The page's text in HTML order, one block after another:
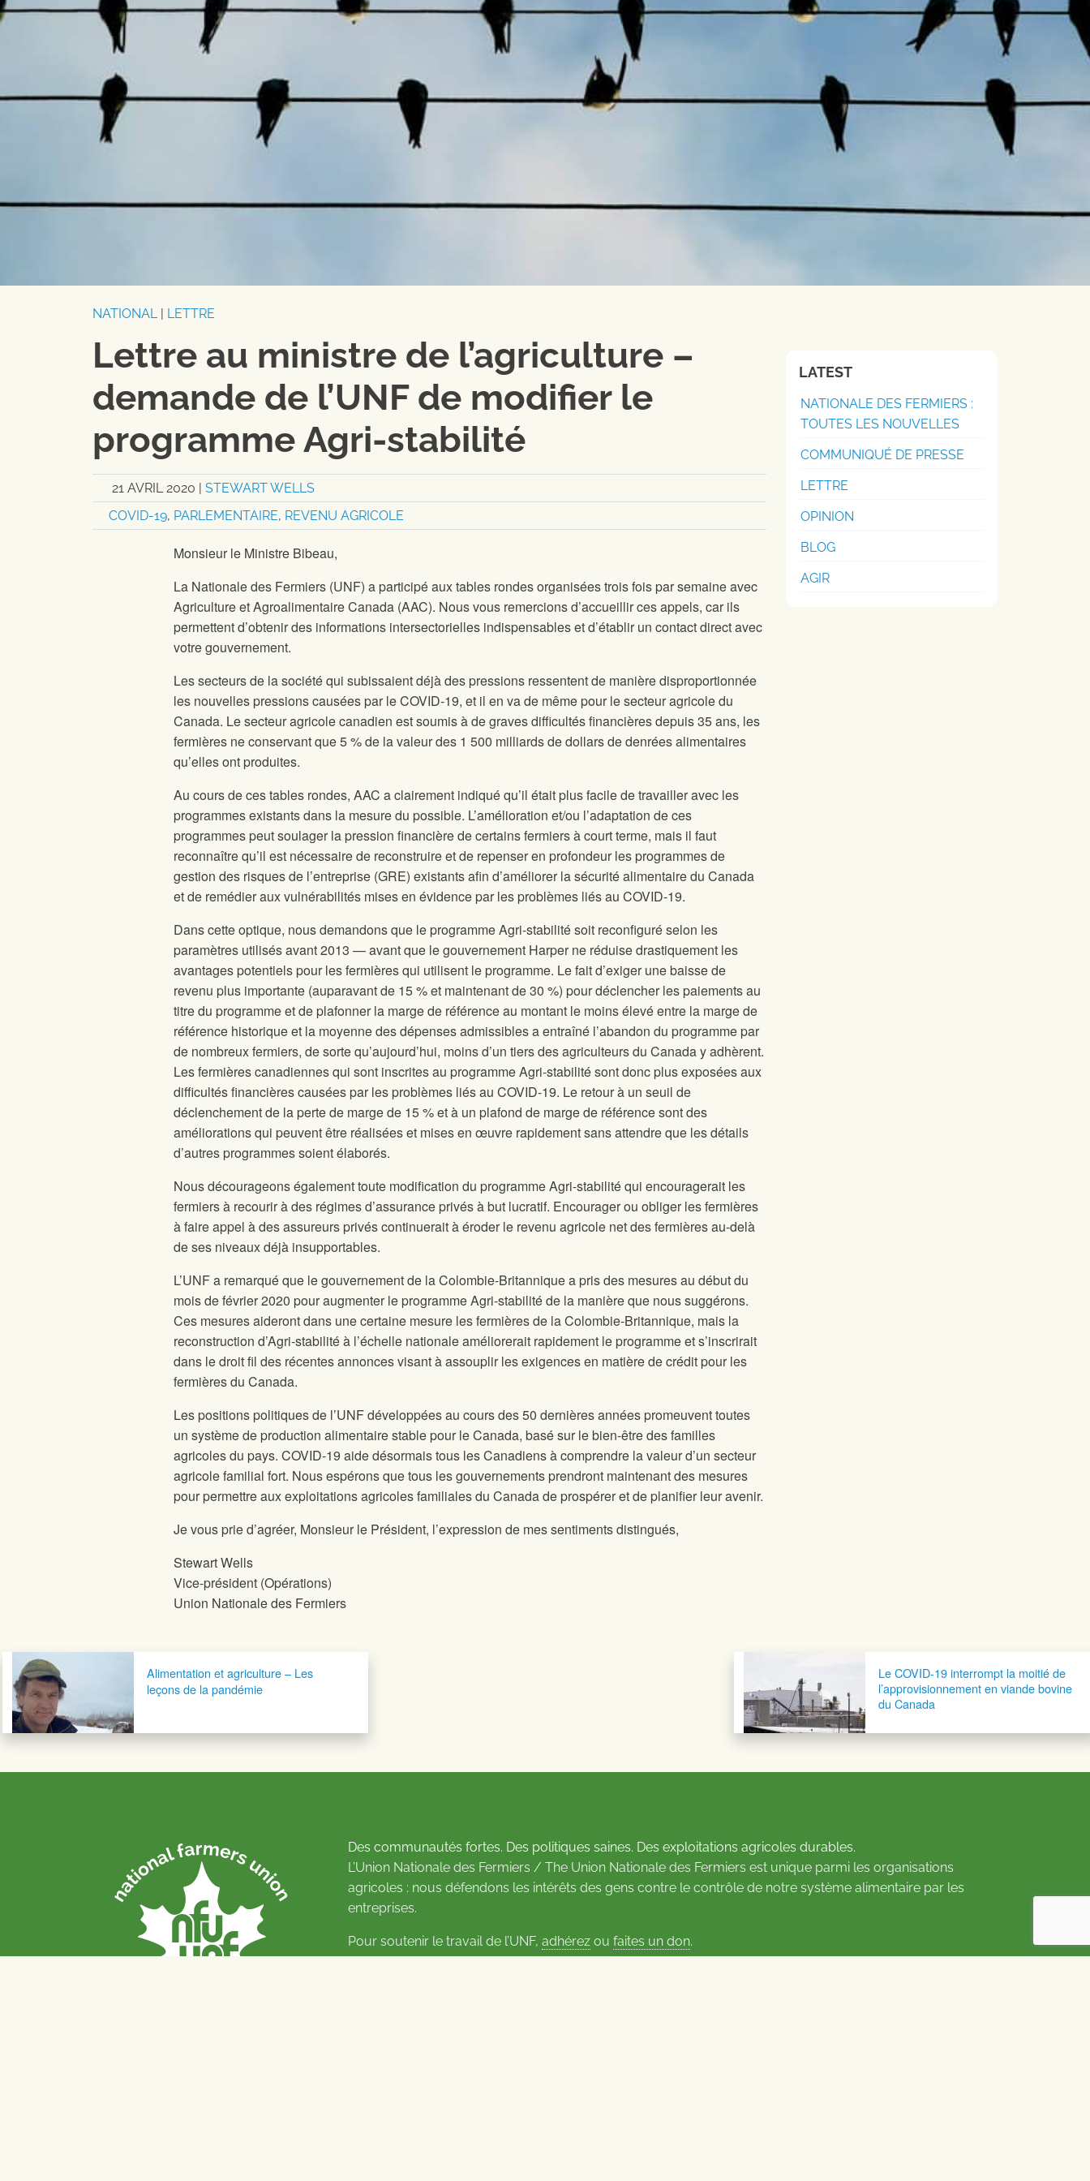
NATIONAL| LETTRE
Lettre au ministre de l’agriculture –
demande de l’UNF de modifier le
programme Agri-stabilité
21 AVRIL 2020
STEWART WELLS
COVID-19, PARLEMENTAIRE, REVENU AGRICOLE
Monsieur le Ministre Bibeau,
La Nationale des Fermiers (UNF) a participé aux tables rondes organisées trois fois par semaine avec
Agriculture et Agroalimentaire Canada (AAC). Nous vous remercions d’accueillir ces appels, car ils
permettent d’obtenir des informations intersectorielles indispensables et d’établir un contact direct avec
votre gouvernement.
Les secteurs de la société qui subissaient déjà des pressions ressentent de manière disproportionnée
les nouvelles pressions causées par le COVID-19, et il en va de même pour le secteur agricole du
Canada. Le secteur agricole canadien est soumis à de graves difficultés financières depuis 35 ans, les
fermières ne conservant que 5 % de la valeur des 1 500 milliards de dollars de denrées alimentaires
qu’elles ont produites.
Au cours de ces tables rondes, AAC a clairement indiqué qu’il était plus facile de travailler avec les
programmes existants dans la mesure du possible. L’amélioration et/ou l’adaptation de ces
programmes peut soulager la pression financière de certains fermiers à court terme, mais il faut
reconnaître qu’il est nécessaire de reconstruire et de repenser en profondeur les programmes de
gestion des risques de l’entreprise (GRE) existants afin d’améliorer la sécurité alimentaire du Canada
et de remédier aux vulnérabilités mises en évidence par les problèmes liés au COVID-19.
Dans cette optique, nous demandons que le programme Agri-stabilité soit reconfiguré selon les
paramètres utilisés avant 2013 — avant que le gouvernement Harper ne réduise drastiquement les
avantages potentiels pour les fermières qui utilisent le programme. Le fait d’exiger une baisse de
revenu plus importante (auparavant de 15 % et maintenant de 30 %) pour déclencher les paiements au
titre du programme et de plafonner la marge de référence au montant le moins élevé entre la marge de
référence historique et la moyenne des dépenses admissibles a entraîné l’abandon du programme par
de nombreux fermiers, de sorte qu’aujourd’hui, moins d’un tiers des agriculteurs du Canada y adhèrent.
Les fermières canadiennes qui sont inscrites au programme Agri-stabilité sont donc plus exposées aux
difficultés financières causées par les problèmes liés au COVID-19. Le retour à un seuil de
déclenchement de la perte de marge de 15 % et à un plafond de marge de référence sont des
améliorations qui peuvent être réalisées et mises en œuvre rapidement sans attendre que les détails
d’autres programmes soient élaborés.
Nous décourageons également toute modification du programme Agri-stabilité qui encouragerait les
fermiers à recourir à des régimes d’assurance privés à but lucratif. Encourager ou obliger les fermières
à faire appel à des assureurs privés continuerait à éroder le revenu agricole net des fermières au-delà
de ses niveaux déjà insupportables.
L’UNF a remarqué que le gouvernement de la Colombie-Britannique a pris des mesures au début du
mois de février 2020 pour augmenter le programme Agri-stabilité de la manière que nous suggérons.
Ces mesures aideront dans une certaine mesure les fermières de la Colombie-Britannique, mais la
reconstruction d’Agri-stabilité à l’échelle nationale améliorerait rapidement le programme et s’inscrirait
dans le droit fil des récentes annonces visant à assouplir les exigences en matière de crédit pour les
fermières du Canada.
Les positions politiques de l’UNF développées au cours des 50 dernières années promeuvent toutes
un système de production alimentaire stable pour le Canada, basé sur le bien-être des familles
agricoles du pays. COVID-19 aide désormais tous les Canadiens à comprendre la valeur d’un secteur
agricole familial fort. Nous espérons que tous les gouvernements prendront maintenant des mesures
pour permettre aux exploitations agricoles familiales du Canada de prospérer et de planifier leur avenir.
Je vous prie d’agréer, Monsieur le Président, l’expression de mes sentiments distingués,
Stewart Wells
Vice-président (Opérations)
Union Nationale des Fermiers
LATEST
NATIONALE DES FERMIERS :
TOUTES LES NOUVELLES
COMMUNIQUÉ DE PRESSE
LETTRE
OPINION
BLOG
AGIR
Navigation postaleAlimentation et agriculture – Les
leçons de la pandémie
Le COVID-19 interrompt la moitié de
l’approvisionnement en viande bovine
du Canada
Des communautés fortes. Des politiques saines. Des exploitations agricoles durables.
L’Union Nationale des Fermiers / The Union Nationale des Fermiers est unique parmi les organisations
agricoles : nous défendons les intérêts des gens contre le contrôle de notre système alimentaire par les
entreprises.
Pour soutenir le travail de l’UNF, adhérez ou faites un don.